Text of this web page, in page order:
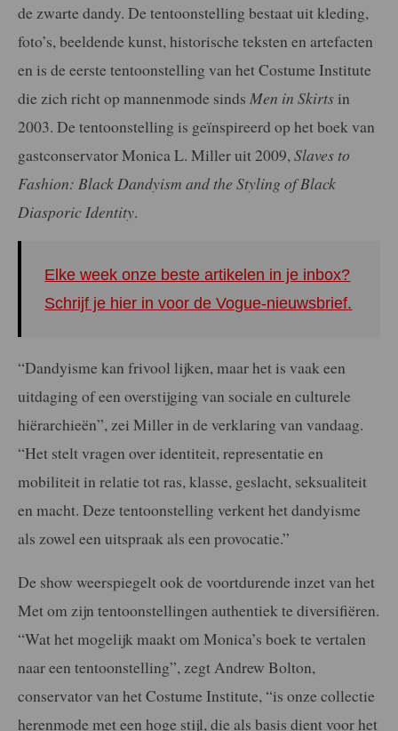
de zwarte dandy. De tentoonstelling bestaat uit kleding,
foto’s, beeldende kunst, historische teksten en artefacten
en is de eerste tentoonstelling van het Costume Institute
die zich richt op mannenmode sinds Men in Skirts in
2003. De tentoonstelling is geïnspireerd op het boek van
gastconservator Monica L. Miller uit 2009, Slaves to
Fashion: Black Dandyism and the Styling of Black
Diasporic Identity.
Elke week onze beste artikelen in je inbox?
Schrijf je hier in voor de Vogue-nieuwsbrief.
“Dandyisme kan frivool lijken, maar het is vaak een
uitdaging of een overstijging van sociale en culturele
hiërarchieën”, zei Miller in de verklaring van vandaag.
“Het stelt vragen over identiteit, representatie en
mobiliteit in relatie tot ras, klasse, geslacht, seksualiteit
en macht. Deze tentoonstelling verkent het dandyisme
als zowel een uitspraak als een provocatie.”
De show weerspiegelt ook de voortdurende inzet van het
Met om zijn tentoonstellingen authentiek te diversifiëren.
“Wat het mogelijk maakt om Monica’s boek te vertalen
naar een tentoonstelling”, zegt Andrew Bolton,
conservator van het Costume Institute, “is onze collectie
herenmode met een hoge stijl, die als basis dient voor het